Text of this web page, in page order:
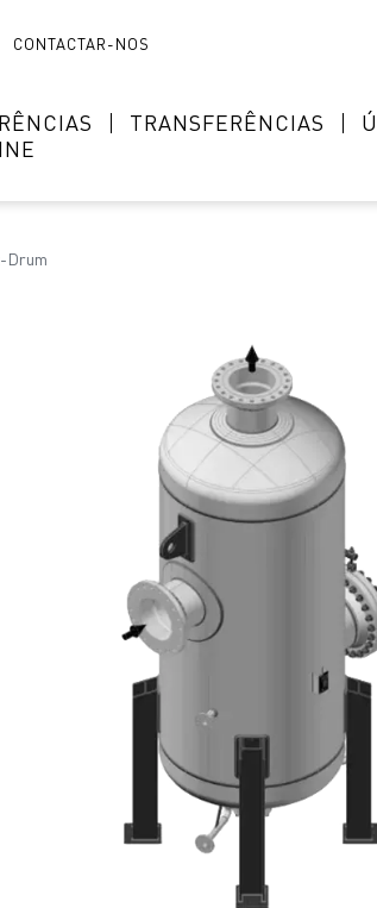
CONTACTAR-NOS
TRANSFERÊNCIAS
Drum